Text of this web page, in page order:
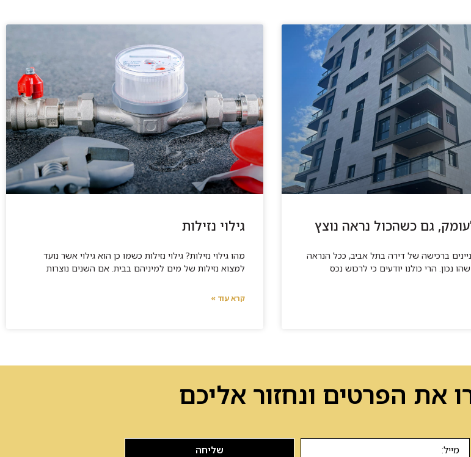
גם כשהכול נראה נוצץ
ברכישה של דירה בתל אביב, ככל הנראה
נכון. הרי כולנו יודעים כי לרכוש נכס
גילוי נזילות
מהו גילוי נזילות? גילוי נזילות כשמו כן הוא גילוי אשר נועד
למצוא נזילות של מים למיניהם בבית. אם השנים נוצרות
קרא עוד »
את הפרטים ונחזור אליכם
שליחה